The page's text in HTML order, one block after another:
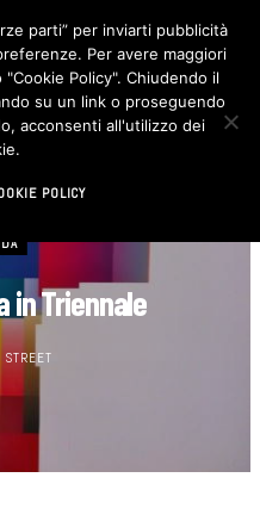
F
c
e
b
o
I
n
s
t
in Triennale
STREET
parti” per inviarti pubblicità
Per avere maggiori
Policy". Chiudendo il
su un link o proseguendo
acconsenti all'utilizzo dei
POLICY